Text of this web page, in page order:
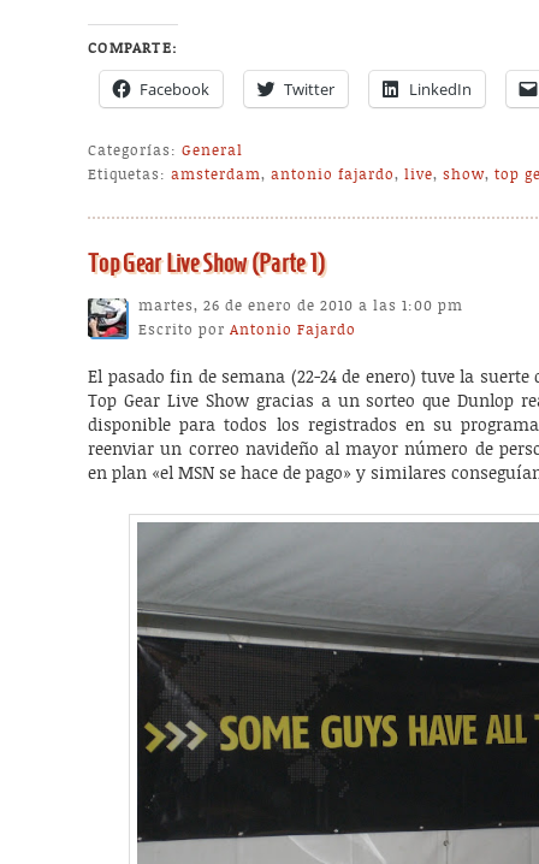
COMPARTE:
Facebook Twitter LinkedIn
Categorías: General
Etiquetas: amsterdam,antonio fajardo,live,show,top
Top Gear Live Show (Parte 1)
martes, 26 de enero de 2010 a las 1:00 pm
Escrito porAntonio Fajardo
El pasado fin de semana (22-24 de enero) tuve la
Top Gear Live Show gracias a un sorteo que Dunlop
disponible para todos los registrados en su
reenviar un correo navideño al mayor número de
en plan «el MSN se hace de pago» y similares